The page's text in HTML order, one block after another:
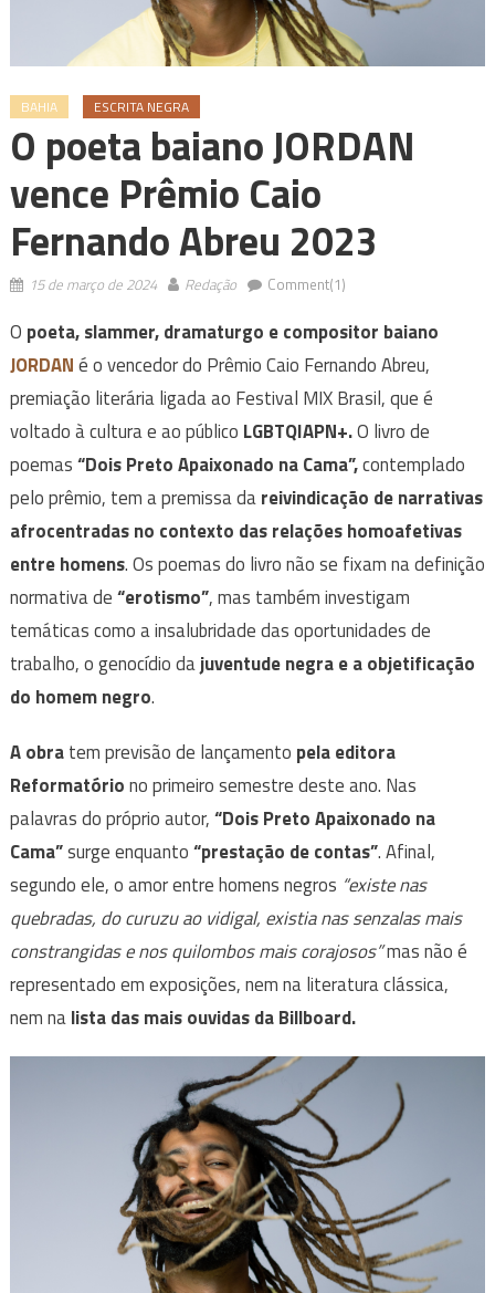
BAHIA ESCRITA NEGRA
O poeta baiano JORDAN
vence Prêmio Caio
Fernando Abreu 2023
15 de março de 2024 Redação Comment(1)
O poeta, slammer, dramaturgo e compositor baiano
JORDANé o vencedor do Prêmio Caio Fernando Abreu,
premiação literária ligada ao Festival MIX Brasil, que é
voltado à cultura e ao público LGBTQIAPN+.O livro de
poemas“Dois Preto Apaixonado na Cama”,contemplado
pelo prêmio, tem a premissa dareivindicação de narrativas
afrocentradas no contexto das relações homoafetivas
entre homens. Os poemas do livro não se fixam na definição
normativa de“erotismo”,mas também investigam
temáticas como a insalubridade das oportunidades de
trabalho, o genocídio dajuventude negra e a objetificação
do homem negro.
A obratem previsão de lançamento pela editora
Reformatóriono primeiro semestre deste ano. Nas
palavras do próprio autor,“Dois Preto Apaixonado na
Cama”surge enquanto“prestação de contas”. Afinal,
segundo ele, o amor entre homens negros “existe nas
quebradas, do curuzu ao vidigal, existia nas senzalas mais
constrangidas e nos quilombos mais corajosos”mas não é
representado em exposições, nem na literatura clássica,
nem nalista das mais ouvidas da Billboard.